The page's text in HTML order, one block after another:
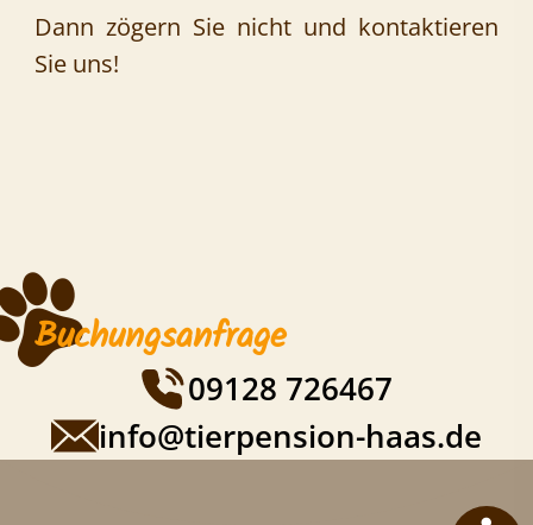
Dann zögern Sie nicht und kontaktieren
Sie uns!
Buchungsanfrage
09128 726467
info@tierpension-haas.de